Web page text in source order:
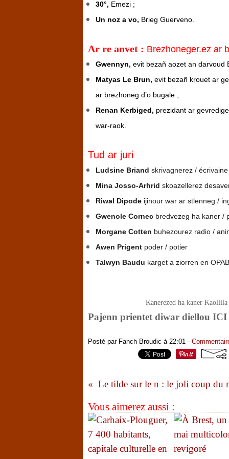
30°, Emezi ;
Un noz a vo, Brieg Guerveno.
Ar re anvet : Brezhoneger.ez ar
Gwennyn, evit bezañ aozet an darvoud
Matyas Le Brun, evit bezañ krouet ar
ar brezhoneg d’o bugale ;
Renan Kerbiged, prezidant ar
war-raok.
Tud ar juri
Ludsine Briand skrivagnerez / écrivaine
Mina Josso-Arhrid skoazellerez
Riwal Dipode ijinour war ar stlenneg /
Gwenole Cornec bredvezeg ha kaner /
Morgane Cotten buhezourez radio /
Awen Prigent poder / potier
Talwyn Baudu karget a ziorren en
Kanerezed ha kaner
Pajenn prientet diwar diellou ICI
Posté par Fanch Broudic à 22:01 -
Vous aimerez aussi :